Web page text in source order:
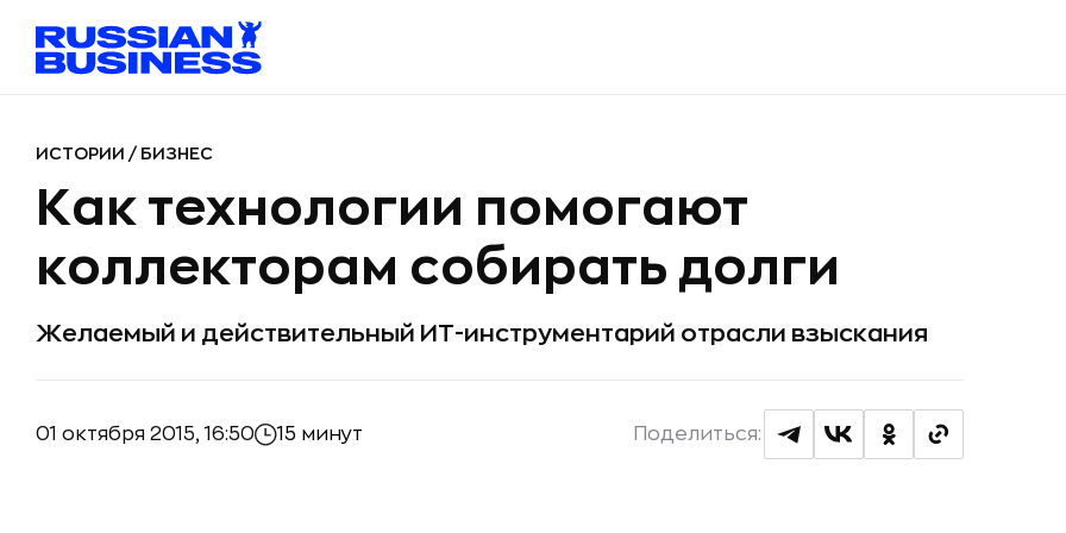
ИСТОРИИ / БИЗНЕС
Как технологии помогают
коллекторам собирать долги
Желаемый и действительный ИТ-инструментарий отрасли взыскания
01 октября 2015, 16:50 15 минут Поделиться: